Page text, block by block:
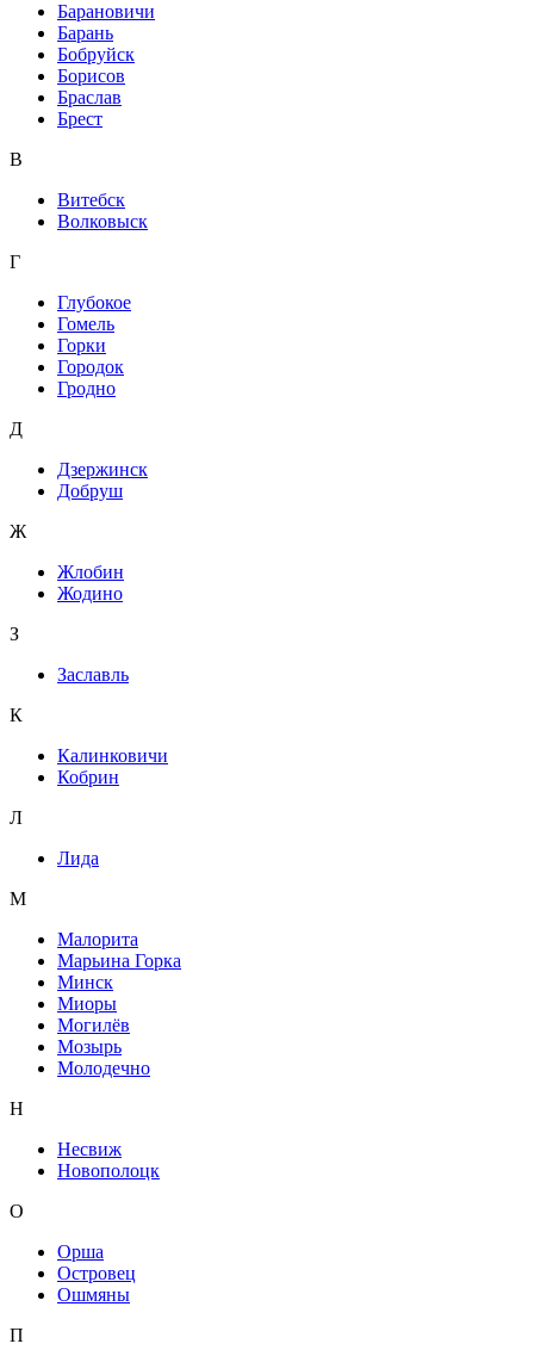
Барановичи
Барань
Бобруйск
Борисов
Браслав
Брест
В
Витебск
Волковыск
Г
Глубокое
Гомель
Горки
Городок
Гродно
Д
Дзержинск
Добруш
Ж
Жлобин
Жодино
З
Заславль
К
Калинковичи
Кобрин
Л
Лида
М
Малорита
Марьина Горка
Минск
Миоры
Могилёв
Мозырь
Молодечно
Н
Несвиж
Новополоцк
О
Орша
Островец
Ошмяны
П